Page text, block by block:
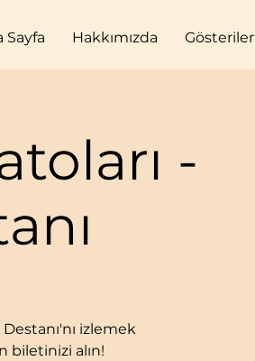
Sayfa Hakkımızda Gösteriler
-
izlemek
alın!